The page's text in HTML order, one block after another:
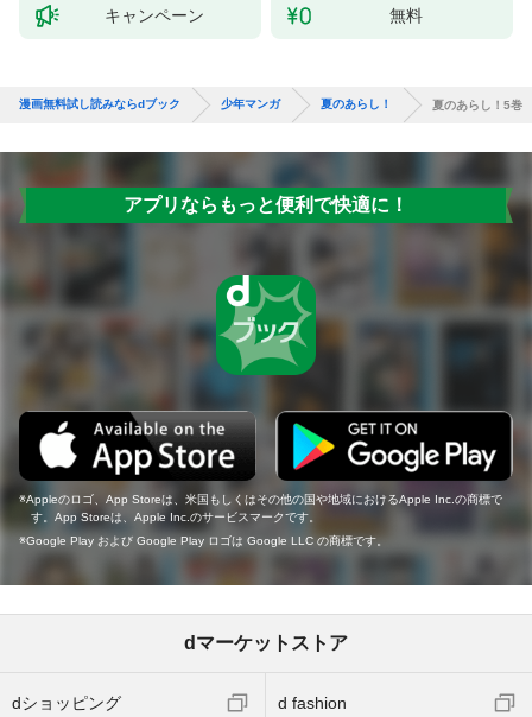
キャンペーン 無料
漫画無料試し読みならdブック 少年マンガ 夏のあらし！ 夏のあらし！5巻
アプリならもっと便利で快適に！
Appleのロゴ、App Storeは、米国もしくはその他の国や地域におけるApple Inc.の商標で
す。App Storeは、Apple Inc.のサービスマークです。
Google Play および Google Play ロゴは Google LLC の商標です。
dマーケットストア
dショッピング d fashion